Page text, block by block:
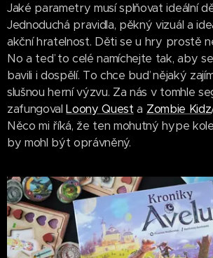
Jaké parametry musí splňovat ideální
Jednoduchá pravidla, pěkný vizuál a
akční hratelnost. Děti se u hry prostě
No a teď to celé namíchejte tak, aby
bavili i dospělí. To chce buď nějaký
slušnou herní výzvu. Za nás v tomhle
zafungovalLoony Questa Zombie Kidz
Něco mi říká, že ten mohutný hype
by mohl být oprávněný.